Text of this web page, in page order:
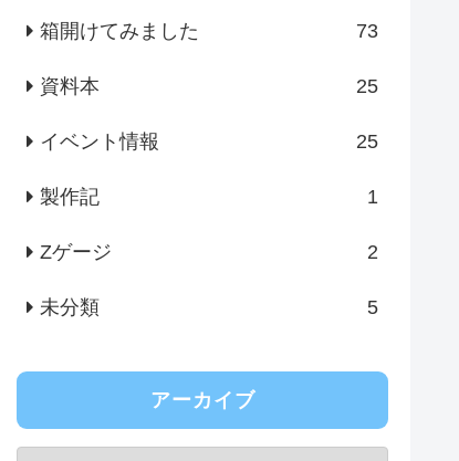
箱開けてみました 73
資料本 25
イベント情報 25
製作記 1
Zゲージ 2
未分類 5
アーカイブ